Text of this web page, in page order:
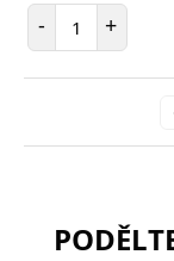
- Počet položek
+